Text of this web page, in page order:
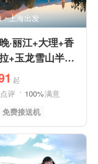
上海出发
·丽江+大理+香
+玉龙雪山半自
起
评 100%满意
免费接送机
世界遗产
旅
美食享受
旅